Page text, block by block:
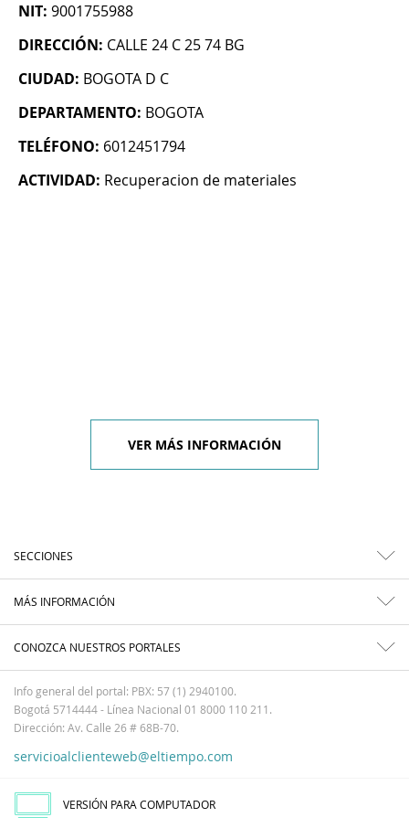
NIT: 9001755988
DIRECCIÓN: CALLE 24 C 25 74 BG
CIUDAD: BOGOTA D C
DEPARTAMENTO: BOGOTA
TELÉFONO: 6012451794
ACTIVIDAD: Recuperacion de materiales
VER MÁS INFORMACIÓN
SECCIONES
MÁS INFORMACIÓN
CONOZCA NUESTROS PORTALES
Info general del portal: PBX: 57 (1) 2940100.
Bogotá 5714444 - Línea Nacional 01 8000 110 211.
Dirección: Av. Calle 26 # 68B-70.
servicioalclienteweb@eltiempo.com
VERSIÓN PARA COMPUTADOR